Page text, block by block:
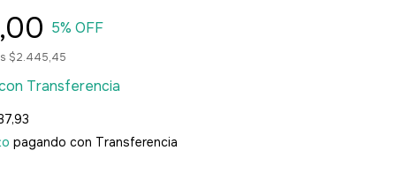
5% OFF
$2.445,45
Transferencia
pagando con Transferencia